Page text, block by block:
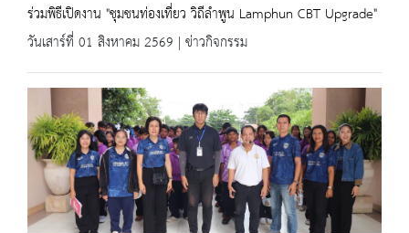
ร่วมพิธีเปิดงาน "ชุมชนท่องเที่ยว วิถีลำพูน Lamphun CBT Upgrade"
วันเสาร์ที่ 01 สิงหาคม 2569 | ข่าวกิจกรรม